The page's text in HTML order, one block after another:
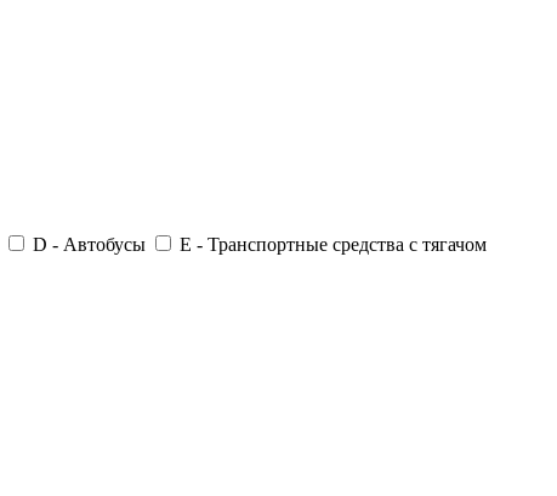
D - Автобусы
E - Транспортные средства с тягачом